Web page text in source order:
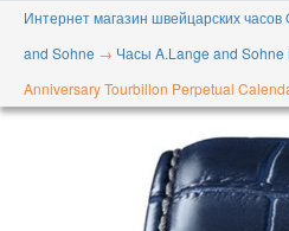
Интернет магазин швейцарских
and Sohne → Часы A.Lange and Sohne
Anniversary Tourbillon Perpetual